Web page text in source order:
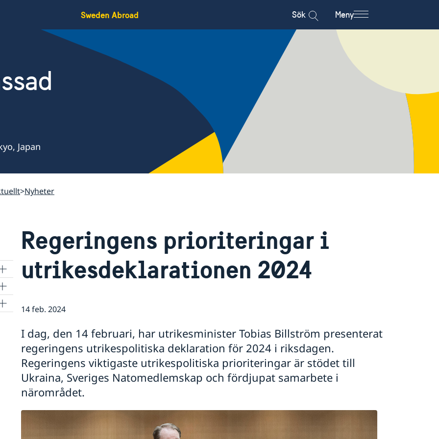
Sweden Abroad Sök Meny
Japan
Nyheter
Regeringens prioriteringar i
utrikesdeklarationen 2024
14 feb. 2024
I dag, den 14 februari, har utrikesminister Tobias Billström presenterat
regeringens utrikespolitiska deklaration för 2024 i riksdagen.
Regeringens viktigaste utrikespolitiska prioriteringar är stödet till
Ukraina, Sveriges Natomedlemskap och fördjupat samarbete i
närområdet.